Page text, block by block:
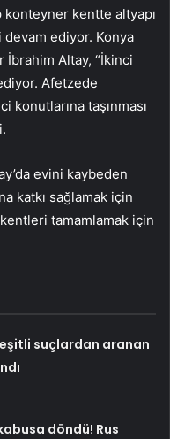
konteyner kentte altyapı
devam ediyor. Konya
İbrahim Altay, “İkinci
Afetzede
konutlarına taşınması
evini kaybeden
katkı sağlamak için
tamamlamak için
suçlardan aranan
döndü! Rus